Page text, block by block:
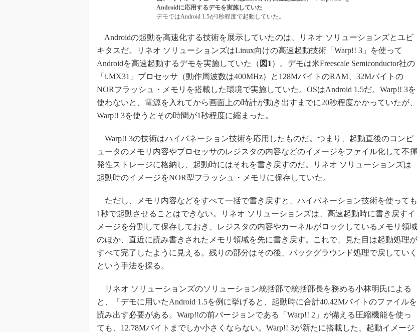
Androidに応用するデモを実施していた
デモではAndroid 1.5が1秒程度で起動していた。
Androidの起動を高速化する技術を展示していたのは、リネオ ソリューションズとユビ
キタスだ。リネオ ソリューションズはLinux向けの高速起動技術「Warp!! 3」を使って
Androidを高速起動するデモを実施していた（ 図1 ）。デモは米Freescale Semiconductor社の
「i.MX31」プロセッサ（動作周波数は400MHz）と128MバイトのRAM、32Mバイトの
NORフラッシュ・メモリを搭載した環境で実施していた。OSはAndroid 1.5だ。Warp!! 3を
使わないと、電源を入れてから画面上の時計が動き出すまでに20秒程度かかっていたが、
Warp!! 3を使うとその時間が1秒程度に縮まった。
Warp!! 3の技術はハイバネーション技術を応用したものだ。つまり、起動直後のコンピ
ュータのメモリ内容やプロセッサのレジスタの内容などのイメージをファイル化して不揮
発性ストレージに格納し、起動時にはそれを書き戻すのだ。リネオ ソリューションズは
起動時のイメージをNOR型フラッシュ・メモリに保存していた。
ただし、メモリ内容などをすべて一括で書き戻すと、ハイバネーション技術を使っても
1秒で起動させることはできない。リネオ ソリューションズは、高速起動時に書き戻すイ
メージを分割して保存しておき、レジスタの内容やカーネルがロックしているメモリ領域
のほか、直近に読み書きされたメモリ領域を先に書き戻す。これで、見た目は起動処理が
すべて完了したように見える。残りの部分はその後、バックグラウンド処理で戻していく
という手法を採る。
リネオ ソリューションズのソリューション統括部で統括部長を務める小林明氏による
と、「デモに用いたAndroid 1.5を例に挙げると、起動時に合計40.42Mバイトのファイルを
読み出す必要がある。Warp!!の前バージョンである「Warp!! 2」が備える圧縮機能を使っ
ても、12.78Mバイトまでしか小さくならない。Warp!! 3が新たに搭載した、起動イメージ